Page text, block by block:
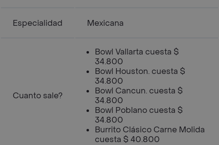
Especialidad Mexicana
Cuanto sale?
Bowl Vallarta cuesta $
34.800
Bowl Houston. cuesta $
34.800
Bowl Cancun. cuesta $
34.800
Bowl Poblano cuesta $
34.800
Burrito Clásico Carne Molida
cuesta $ 40.800